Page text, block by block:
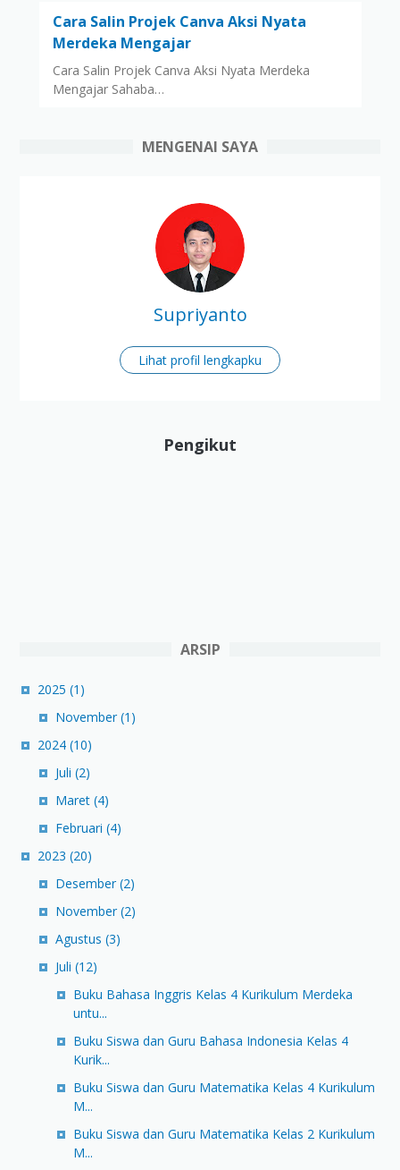
Cara Salin Projek Canva Aksi Nyata
Merdeka Mengajar
Cara Salin Projek Canva Aksi Nyata Merdeka
Mengajar Sahaba…
MENGENAI SAYA
Supriyanto
Lihat profil lengkapku
Pengikut
ARSIP
2025 (1)
November(1)
2024 (10)
Juli (2)
Maret (4)
Februari (4)
2023 (20)
Desember(2)
November(2)
Agustus (3)
Juli (12)
Buku Bahasa Inggris Kelas 4 Kurikulum Merdeka
untu...
Buku Siswa dan Guru Bahasa Indonesia Kelas 4
Kurik...
Buku Siswa dan Guru Matematika Kelas 4 Kurikulum
M...
Buku Siswa dan Guru Matematika Kelas 2 Kurikulum
M...